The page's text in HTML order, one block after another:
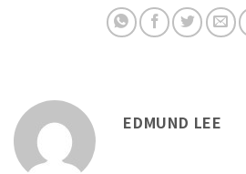
EDMUND LEE